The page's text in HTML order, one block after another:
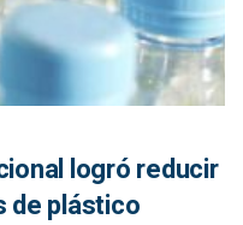
logró reducir
de plástico